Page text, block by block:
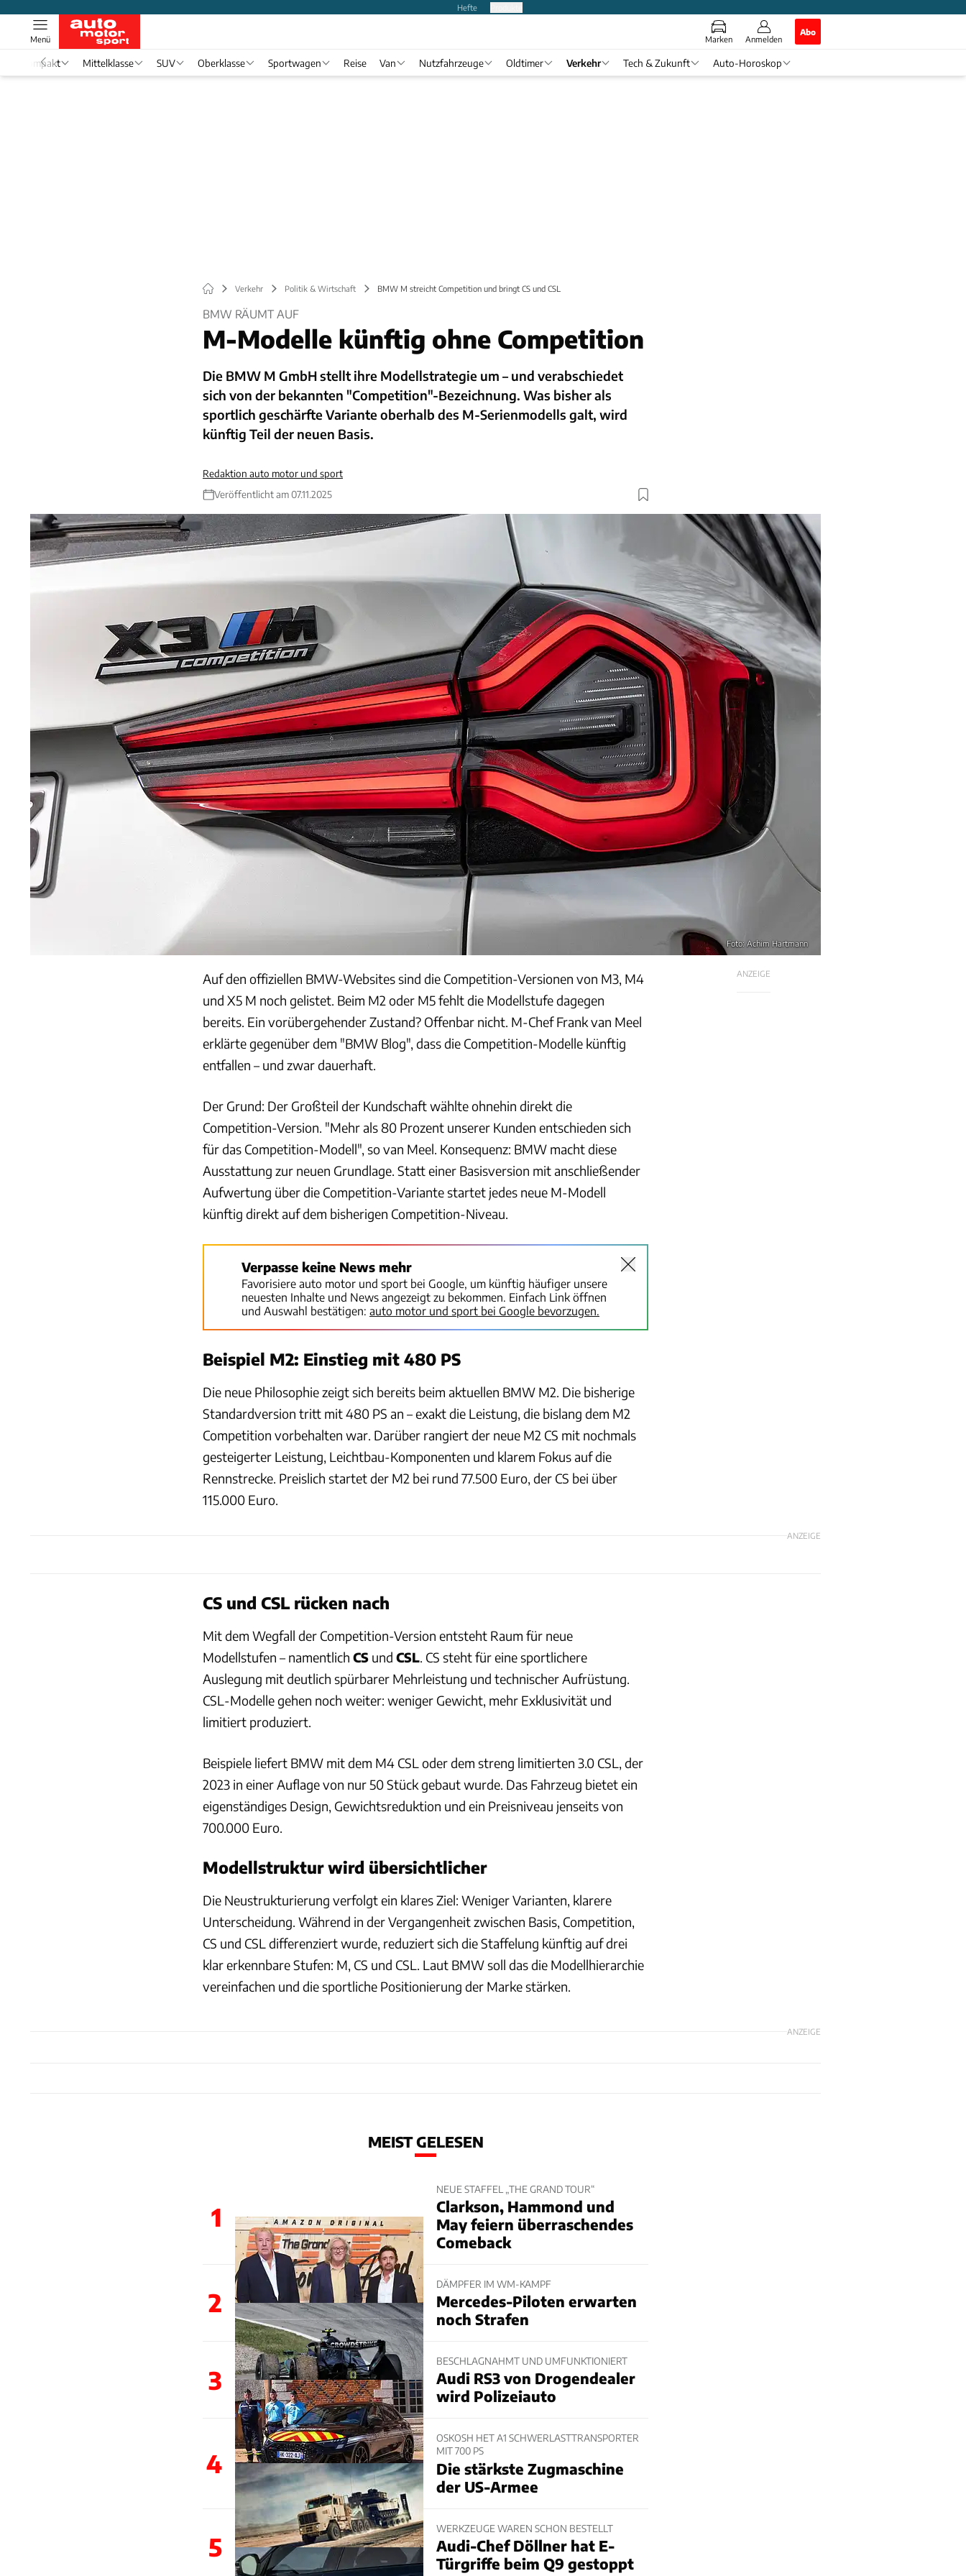
Hefte
Marken Anmelden
Abo
Menü
Kompakt Mittelklasse SUV Oberklasse Sportwagen Reise Van Nutzfahrzeuge Oldtimer Verkehr Tech & Zukunft Auto-Horoskop
Verkehr Politik & Wirtschaft BMW M streicht Competition und bringt CS und CSL
BMW RÄUMT AUF
M-Modelle künftig ohne Competition
Die BMW M GmbH stellt ihre Modellstrategie um – und verabschiedet
sich von der bekannten "Competition"-Bezeichnung. Was bisher als
sportlich geschärfte Variante oberhalb des M-Serienmodells galt, wird
künftig Teil der neuen Basis.
Redaktion auto motor und sport
Veröffentlicht am 07.11.2025
Foto: Achim Hartmann
ANZEIGE
Auf den offiziellen BMW-Websites sind die Competition-Versionen von M3, M4
und X5 M noch gelistet. Beim M2 oder M5 fehlt die Modellstufe dagegen
bereits. Ein vorübergehender Zustand? Offenbar nicht. M-Chef Frank van Meel
erklärte gegenüber dem "BMW Blog", dass die Competition-Modelle künftig
entfallen – und zwar dauerhaft.
Der Grund: Der Großteil der Kundschaft wählte ohnehin direkt die
Competition-Version. "Mehr als 80 Prozent unserer Kunden entschieden sich
für das Competition-Modell", so van Meel. Konsequenz: BMW macht diese
Ausstattung zur neuen Grundlage. Statt einer Basisversion mit anschließender
Aufwertung über die Competition-Variante startet jedes neue M-Modell
künftig direkt auf dem bisherigen Competition-Niveau.
Verpasse keine News mehr
Favorisiere auto motor und sport bei Google, um künftig häufiger unsere
neuesten Inhalte und News angezeigt zu bekommen. Einfach Link öffnen
und Auswahl bestätigen: auto motor und sport bei Google bevorzugen.
Beispiel M2: Einstieg mit 480 PS
Die neue Philosophie zeigt sich bereits beim aktuellen BMW M2. Die bisherige
Standardversion tritt mit 480 PS an – exakt die Leistung, die bislang dem M2
Competition vorbehalten war. Darüber rangiert der neue M2 CS mit nochmals
gesteigerter Leistung, Leichtbau-Komponenten und klarem Fokus auf die
Rennstrecke. Preislich startet der M2 bei rund 77.500 Euro, der CS bei über
115.000 Euro.
ANZEIGE
CS und CSL rücken nach
Mit dem Wegfall der Competition-Version entsteht Raum für neue
Modellstufen – namentlich CS und CSL . CS steht für eine sportlichere
Auslegung mit deutlich spürbarer Mehrleistung und technischer Aufrüstung.
CSL-Modelle gehen noch weiter: weniger Gewicht, mehr Exklusivität und
limitiert produziert.
Beispiele liefert BMW mit dem M4 CSL oder dem streng limitierten 3.0 CSL, der
2023 in einer Auflage von nur 50 Stück gebaut wurde. Das Fahrzeug bietet ein
eigenständiges Design, Gewichtsreduktion und ein Preisniveau jenseits von
700.000 Euro.
Modellstruktur wird übersichtlicher
Die Neustrukturierung verfolgt ein klares Ziel: Weniger Varianten, klarere
Unterscheidung. Während in der Vergangenheit zwischen Basis, Competition,
CS und CSL differenziert wurde, reduziert sich die Staffelung künftig auf drei
klar erkennbare Stufen: M, CS und CSL. Laut BMW soll das die Modellhierarchie
vereinfachen und die sportliche Positionierung der Marke stärken.
ANZEIGE
MEIST GELESEN
1
NEUE STAFFEL „THE GRAND TOUR“
Clarkson, Hammond und
May feiern überraschendes
Comeback
2
DÄMPFER IM WM-KAMPF
Mercedes-Piloten erwarten
noch Strafen
3
BESCHLAGNAHMT UND UMFUNKTIONIERT
Audi RS3 von Drogendealer
wird Polizeiauto
4
OSKOSH HET A1 SCHWERLASTTRANSPORTER
MIT 700 PS
Die stärkste Zugmaschine
der US-Armee
5
WERKZEUGE WAREN SCHON BESTELLT
Audi-Chef Döllner hat E-
Türgriffe beim Q9 gestoppt